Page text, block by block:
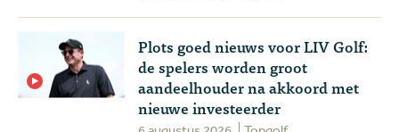
Plots goed nieuws voor LIV Golf:
de spelers worden groot
aandeelhouder na akkoord met
nieuwe investeerder